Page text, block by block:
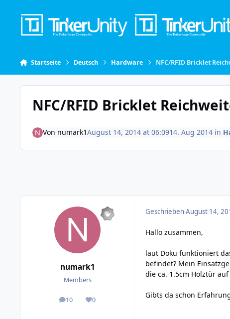
Startseite Deutsch Hardware NFC/RFID Bricklet
NFC/RFID Bricklet
Von numark1August 14, 2014 at 06:0914. Aug 2014in
numark1
Members
10
posts 0
Reputation
GeschriebenAugust 14,
Hallo zusammen,
laut Doku funktioniert
befindet? Mein
die ca. 1.5cm Holztür
Gibts da schon